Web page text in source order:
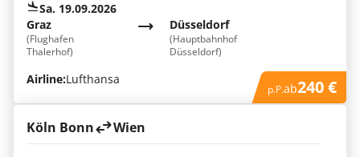
Sa. 19.09.2026
Düsseldorf
(Hauptbahnhof
Düsseldorf)
Graz
(Flughafen
Thalerhof)
Airline:Lufthansa
p.P.ab240 €
Köln Bonn Wien